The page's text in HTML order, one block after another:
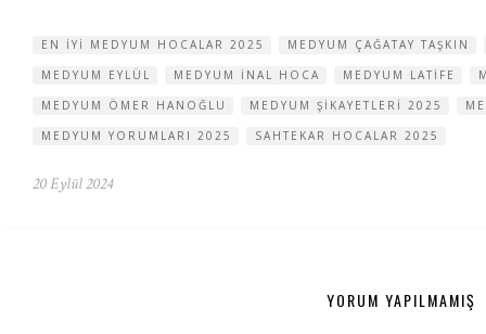
EN IYI MEDYUM HOCALAR 2025
MEDYUM ÇAĞATAY TAŞKIN
MEDYUM EYLÜL
MEDYUM INAL HOCA MEDYUM LATIFE
MEDYUM ÖMER HANOĞLU
MEDYUM ŞIKAYETLERI 2025
MEDYUM YORUMLARI 2025
SAHTEKAR HOCALAR 2025
20 Eylül 2024
YORUM YAPILMAMIŞ